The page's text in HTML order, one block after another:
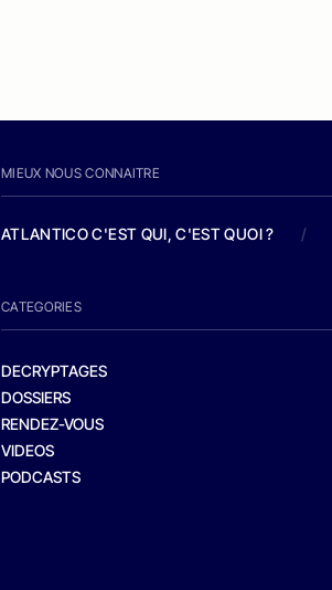
MIEUX NOUS CONNAITRE
ATLANTICO C'EST QUI, C'EST QUOI ? /
CATEGORIES
DECRYPTAGES
DOSSIERS
RENDEZ-VOUS
VIDEOS
PODCASTS